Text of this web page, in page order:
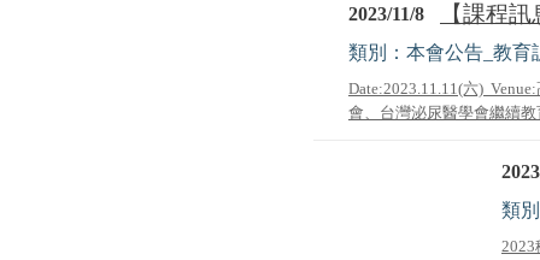
2023/11/8 【課程
類別：本會公告_教育
Date:2023.11.11(六)
會、台灣泌尿醫學會繼續教
類
2023